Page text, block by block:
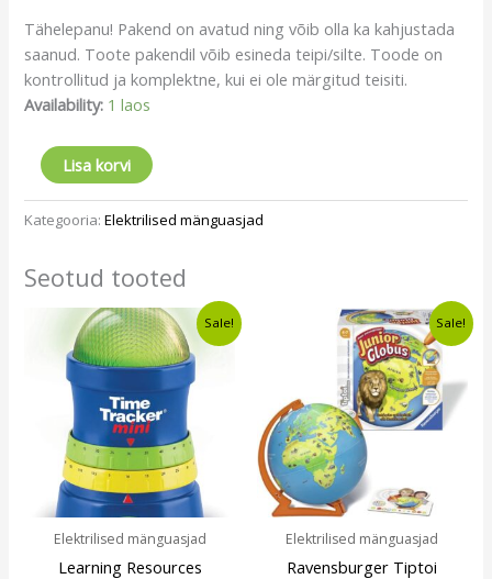
Tähelepanu! Pakend on avatud ning võib olla ka kahjustada
saanud. Toote pakendil võib esineda teipi/silte. Toode on
kontrollitud ja komplektne, kui ei ole märgitud teisiti.
Availability: 1 laos
Lisa korvi
Kategooria:Elektrilised mänguasjad
Seotud tooted
Sale!
Elektrilised mänguasjad
Learning Resources
Algne
hind
oli:
€15,80.
Current
price
is:
€11,99.
Sale!
Elektrilised mänguasjad
Ravensburger Tiptoi
Algne
hind
oli:
€32,00.
Current
price
is:
€28,99.